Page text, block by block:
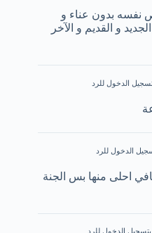
نفسه بدون عناء و
و القديم و الآخر
الدخول للرد
الدخول للرد
احلى منها بس الجنة
الدخول للرد